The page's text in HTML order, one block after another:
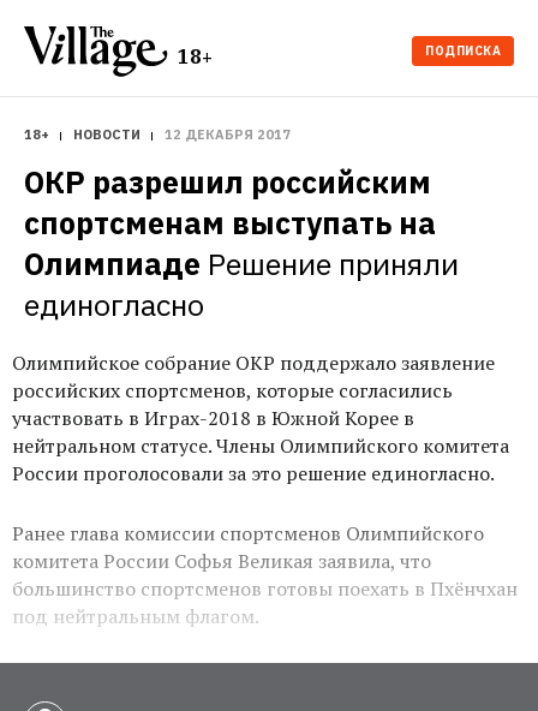
18+ ПОДПИСКА
18+ НОВОСТИ 12 ДЕКАБРЯ 2017
ОКР разрешил российским
спортсменам выступать на
Олимпиаде Решение приняли
единогласно
Олимпийское собрание ОКР поддержало заявление
российских спортсменов, которые согласились
участвовать в Играх-2018 в Южной Корее в
нейтральном статусе. Члены Олимпийского комитета
России проголосовали за это решение единогласно.
Ранее глава комиссии спортсменов Олимпийского
комитета России Софья Великая заявила, что
большинство спортсменов готовы поехать в Пхёнчхан
под нейтральным флагом.